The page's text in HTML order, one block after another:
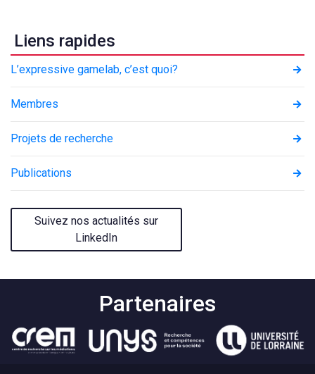
Liens rapides
L’expressive gamelab, c’est quoi?
Membres
Projets de recherche
Publications
Suivez nos actualités sur
LinkedIn
Partenaires